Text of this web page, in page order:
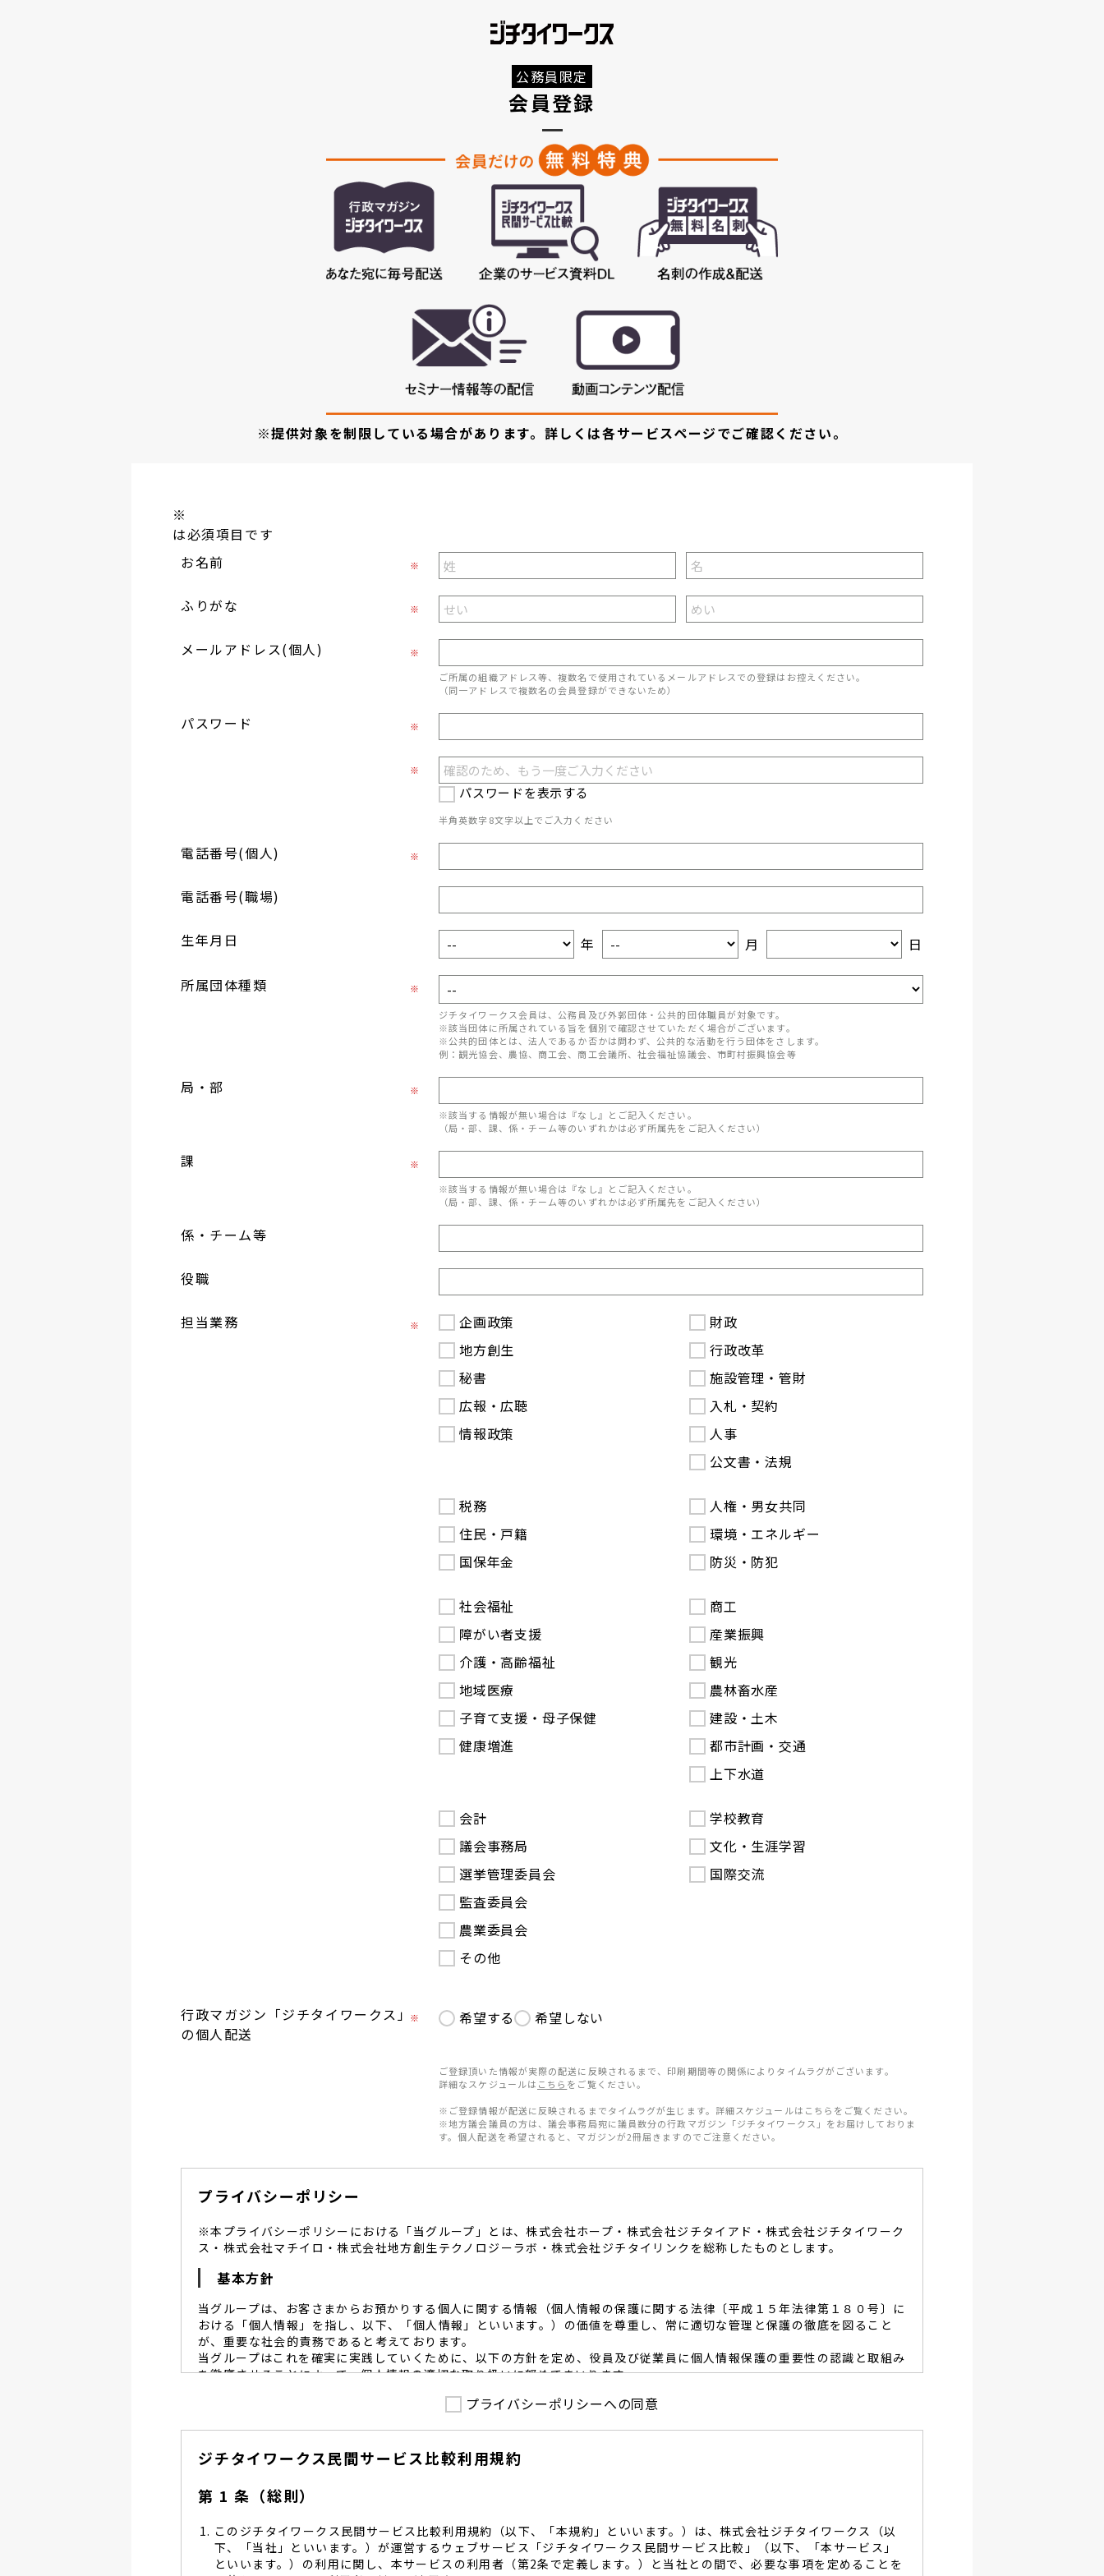
公務員限定
会員登録
※提供対象を制限している場合があります。詳しくは各サービスページでご確認ください。
※
は必須項目です
お名前
※
ふりがな ※
メールアドレス(個人)
※
ご所属の組織アドレス等、複数名で使用されているメールアドレスでの登録はお控えください。
（同一アドレスで複数名の会員登録ができないため）
パスワード ※
※
パスワードを表示する
半角英数字8文字以上でご入力ください
電話番号(個人) ※
電話番号(職場)
生年月日 年 月 日
所属団体種類
※
ジチタイワークス会員は、公務員及び外郭団体・公共的団体職員が対象です。
※該当団体に所属されている旨を個別で確認させていただく場合がございます。
※公共的団体とは、法人であるか否かは問わず、公共的な活動を行う団体をさします。
例：観光協会、農協、商工会、商工会議所、社会福祉協議会、市町村振興協会等
局・部
※
※該当する情報が無い場合は『なし』とご記入ください。
（局・部、課、係・チーム等のいずれかは必ず所属先をご記入ください）
課
※
※該当する情報が無い場合は『なし』とご記入ください。
（局・部、課、係・チーム等のいずれかは必ず所属先をご記入ください）
係・チーム等
役職
担当業務 ※
企画政策
地方創生
秘書
広報・広聴
情報政策
財政
行政改革
施設管理・管財
入札・契約
人事
公文書・法規
税務
住民・戸籍
国保年金
人権・男女共同
環境・エネルギー
防災・防犯
社会福祉
障がい者支援
介護・高齢福祉
地域医療
子育て支援・母子保健
健康増進
商工
産業振興
観光
農林畜水産
建設・土木
都市計画・交通
上下水道
会計
議会事務局
選挙管理委員会
監査委員会
農業委員会
その他
学校教育
文化・生涯学習
国際交流
行政マガジン「ジチタイワークス」
の個人配送
※ 希望する 希望しない
ご登録頂いた情報が実際の配送に反映されるまで、印刷期間等の関係によりタイムラグがございます。
詳細なスケジュールは こちら をご覧ください。
※ご登録情報が配送に反映されるまでタイムラグが生じます。詳細スケジュールはこちらをご覧ください。
※地方議会議員の方は、議会事務局宛に議員数分の行政マガジン「ジチタイワークス」をお届けしておりま
す。個人配送を希望されると、マガジンが2冊届きますのでご注意ください。
プライバシーポリシー
※本プライバシーポリシーにおける「当グループ」とは、株式会社ホープ・株式会社ジチタイアド・株式会社ジチタイワーク
ス・株式会社マチイロ・株式会社地方創生テクノロジーラボ・株式会社ジチタイリンクを総称したものとします。
基本方針
当グループは、お客さまからお預かりする個人に関する情報（個人情報の保護に関する法律〔平成１５年法律第１８０号〕に
おける「個人情報」を指し、以下、「個人情報」といいます。）の価値を尊重し、常に適切な管理と保護の徹底を図ること
が、重要な社会的責務であると考えております。
当グループはこれを確実に実践していくために、以下の方針を定め、役員及び従業員に個人情報保護の重要性の認識と取組み
を徹底させることによって、個人情報の適切な取り扱いに努めてまいります。
当グループは、個人情報保護に係る法令その他の規範を遵守するとともに、本ポリシーの内容を適宜見直し、その改善と
個人情報保護に努めます。
し、同意を得た必要な範囲内で適切な取得、利用目的の範囲内で利用を致します。
管理を求め、委託先を監督致します。
当グループは、お預かりする個人情報を正確かつ安全に保つとともに、不正アクセス・紛失・破壊・改竄・漏洩等に対す
る予防並びに是正の為、社内規程を整備し、必要かつ適切な措置を講じます。
当グループは、個人情報保護に関する社内のマネジメントシステムを定め、組織体制を整備し、役員及び従業員に徹底致
します。
プライバシーポリシーへの同意
ジチタイワークス民間サービス比較利用規約
第 1 条（総則）
このジチタイワークス民間サービス比較利用規約（以下、「本規約」といいます。）は、株式会社ジチタイワークス（以
下、「当社」といいます。）が運営するウェブサービス「ジチタイワークス民間サービス比較」（以下、「本サービス」
といいます。）の利用に関し、本サービスの利用者（第2条で定義します。）と当社との間で、必要な事項を定めることを